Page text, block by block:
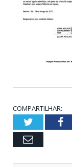
COMPARTILHAR:
Twitter
Email